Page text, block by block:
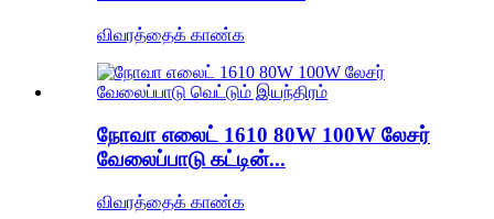
விவரத்தைக் காண்க
நோவா எலைட் 1610 80W 100W லேசர்
வேலைப்பாடு கட்டின்...
விவரத்தைக் காண்க